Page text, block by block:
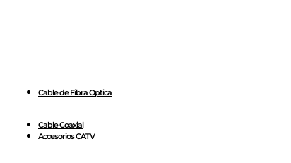
Cable de Fibra Optica
Cable Coaxial
Accesorios CATV